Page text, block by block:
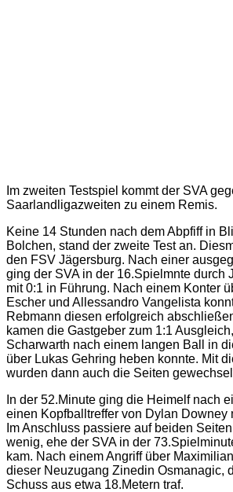
Im zweiten Testspiel kommt der SVA
Saarlandligazweiten zu einem Remis.
Keine 14 Stunden nach dem Abpfiff in
Bolchen, stand der zweite Test an.
den FSV Jägersburg. Nach einer
ging der SVA in der 16.Spielmnte durch
mit 0:1 in Führung. Nach einem Konter
Escher und Allessandro Vangelista
Rebmann diesen erfolgreich
kamen die Gastgeber zum 1:1
Scharwarth nach einem langen Ball in
über Lukas Gehring heben konnte. Mit
wurden dann auch die Seiten
In der 52.Minute ging die Heimelf nach
einen Kopfballtreffer von Dylan Downey
Im Anschluss passiere auf beiden
wenig, ehe der SVA in der
kam. Nach einem Angriff über
dieser Neuzugang Zinedin Osmanagic,
Schuss aus etwa 18.Metern traf.